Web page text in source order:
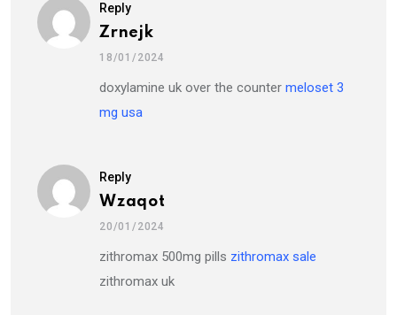
Reply
Zrnejk
18/01/2024
doxylamine uk over the counter meloset 3
mg usa
Reply
Wzaqot
20/01/2024
zithromax 500mg pills zithromax sale
zithromax uk